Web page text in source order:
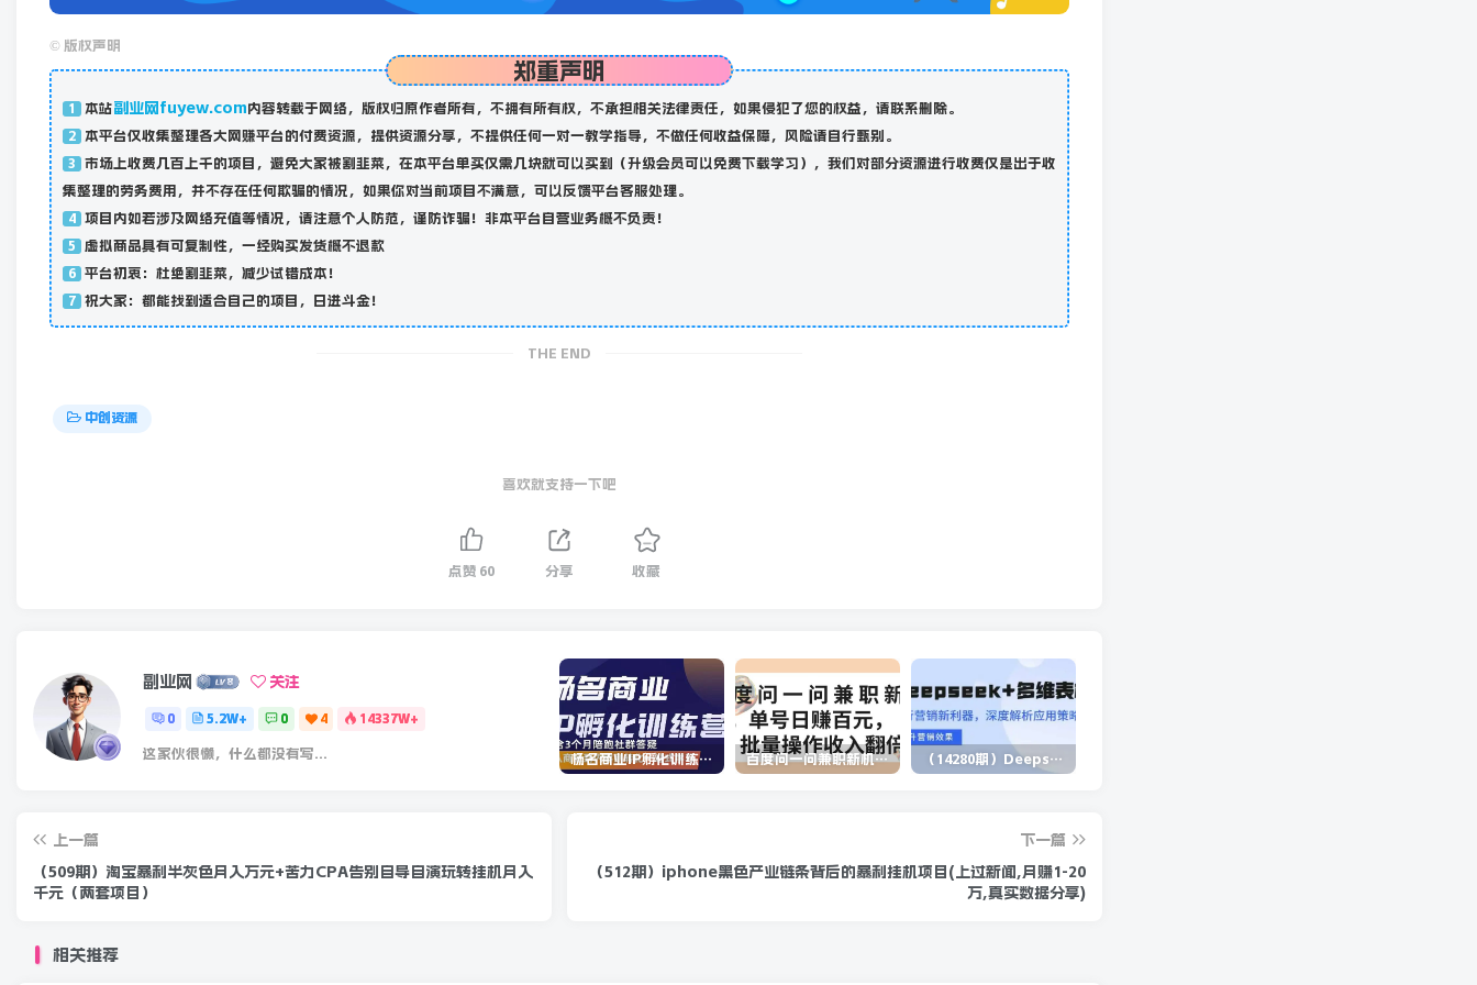
© 版权声明
郑重声明
1 本站副业网fuyew.com内容转载于网络，版权归原作者所有，不拥有所有权，不承担相关法律责任，如果侵犯了您的权益，请联系删除。
2 本平台仅收集整理各大网赚平台的付费资源，提供资源分享，不提供任何一对一教学指导，不做任何收益保障，风险请自行甄别。
3
市场上收费几百上千的项目，避免大家被割韭菜，在本平台单买仅需几块就可以买到（升级会员可以免费下载学习），我们对部分资源进行收费仅是出于收
集整理的劳务费用，并不存在任何欺骗的情况，如果你对当前项目不满意，可以反馈平台客服处理。
4 项目内如若涉及网络充值等情况，请注意个人防范，谨防诈骗！非本平台自营业务概不负责！
5 虚拟商品具有可复制性，一经购买发货概不退款
6 平台初衷：杜绝割韭菜，减少试错成本！
7 祝大家：都能找到适合自己的项目，日进斗金！
THE END
中创资源
喜欢就支持一下吧
点赞 60 分享 收藏
副业网 关注
0 5.2W+ 0 4 14337W+
这家伙很懒，什么都没有写... 杨名商业IP孵化训练营，从商业到内容到转化一站式学 价值5980元 百度问一问兼职新机遇，单号日赚百元，批量操作收入翻倍 （14280期）Deepseek+多维表格，银行营销新利器，深度解析应用策略，提升营销效果
上一篇
（509期）淘宝暴利半灰色月入万元+苦力CPA告别自导自演玩转挂机月入
千元（两套项目）
下一篇
（512期）iphone黑色产业链条背后的暴利挂机项目(上过新闻,月赚1-20
万,真实数据分享)
相关推荐